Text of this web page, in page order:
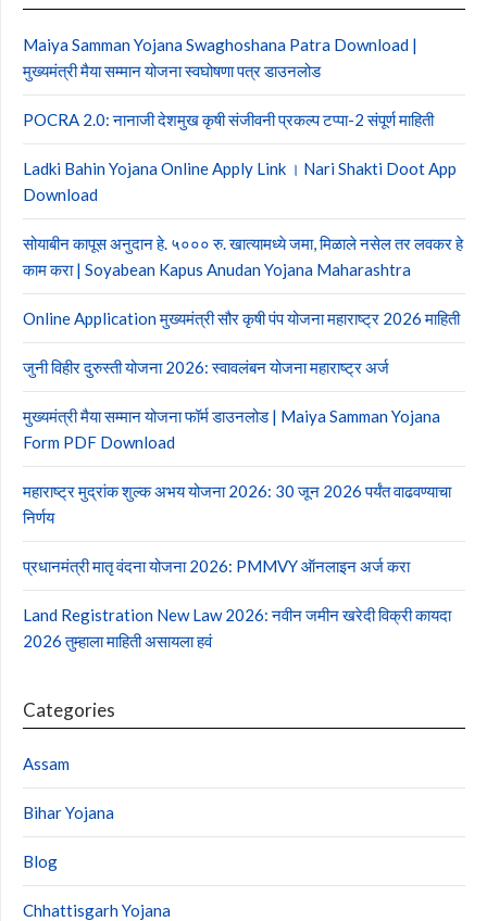
Maiya Samman Yojana Swaghoshana Patra Download |
मुख्यमंत्री मैया सम्मान योजना स्वघोषणा पत्र डाउनलोड
POCRA 2.0: नानाजी देशमुख कृषी संजीवनी प्रकल्प टप्पा-2 संपूर्ण माहिती
Ladki Bahin Yojana Online Apply Link । Nari Shakti Doot App
Download
सोयाबीन कापूस अनुदान हे. ५००० रु. खात्यामध्ये जमा, मिळाले नसेल तर लवकर हे
काम करा | Soyabean Kapus Anudan Yojana Maharashtra
Online Application मुख्यमंत्री सौर कृषी पंप योजना महाराष्ट्र 2026 माहिती
जुनी विहीर दुरुस्ती योजना 2026: स्वावलंबन योजना महाराष्ट्र अर्ज
मुख्यमंत्री मैया सम्मान योजना फॉर्म डाउनलोड | Maiya Samman Yojana
Form PDF Download
महाराष्ट्र मुद्रांक शुल्क अभय योजना 2026: 30 जून 2026 पर्यंत वाढवण्याचा
निर्णय
प्रधानमंत्री मातृ वंदना योजना 2026: PMMVY ऑनलाइन अर्ज करा
Land Registration New Law 2026: नवीन जमीन खरेदी विक्री कायदा
2026 तुम्हाला माहिती असायला हवं
Categories
Assam
Bihar Yojana
Blog
Chhattisgarh Yojana